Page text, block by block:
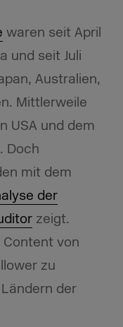
waren seit April
und seit Juli
Australien,
Mittlerweile
USA und dem
Doch
mit dem
der
zeigt.
von
zu
der